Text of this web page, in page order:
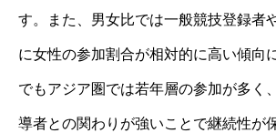
す。また、男女比では一般競技登録者
に女性の参加割合が相対的に高い傾向
でもアジア圏では若年層の参加が多く
導者との関わりが強いことで継続性が